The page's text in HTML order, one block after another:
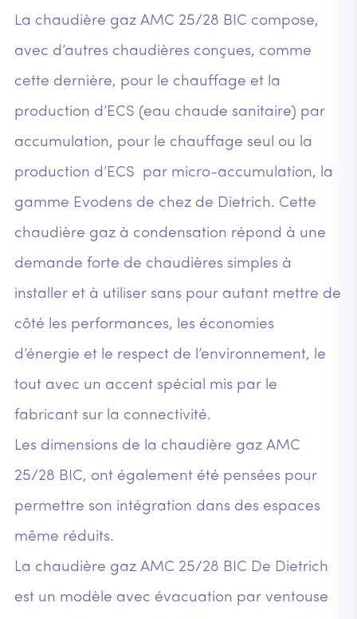
La chaudière gaz AMC 25/28 BIC compose,
avec d’autres chaudières conçues, comme
cette dernière, pour le chauffage et la
production d’ECS (eau chaude sanitaire) par
accumulation, pour le chauffage seul ou la
production d’ECS par micro-accumulation, la
gamme Evodens de chez de Dietrich. Cette
chaudière gaz à condensation répond à une
demande forte de chaudières simples à
installer et à utiliser sans pour autant mettre de
côté les performances, les économies
d’énergie et le respect de l’environnement, le
tout avec un accent spécial mis par le
fabricant sur la connectivité.
Les dimensions de la chaudière gaz AMC
25/28 BIC, ont également été pensées pour
permettre son intégration dans des espaces
même réduits.
La chaudière gaz AMC 25/28 BIC De Dietrich
est un modèle avec évacuation par ventouse